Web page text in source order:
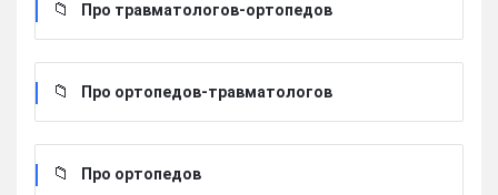
Про травматологов-ортопедов
Про ортопедов-травматологов
Про ортопедов